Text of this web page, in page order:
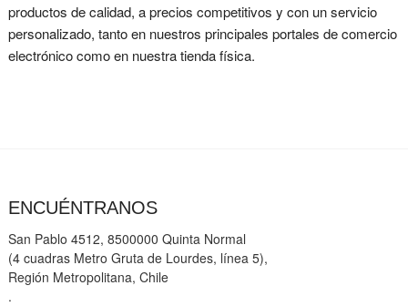
productos de calidad, a precios competitivos y con un servicio
personalizado, tanto en nuestros principales portales de comercio
electrónico como en nuestra tienda física.
ENCUÉNTRANOS
San Pablo 4512, 8500000 Quinta Normal
(4 cuadras Metro Gruta de Lourdes, línea 5),
Región Metropolitana, Chile
.